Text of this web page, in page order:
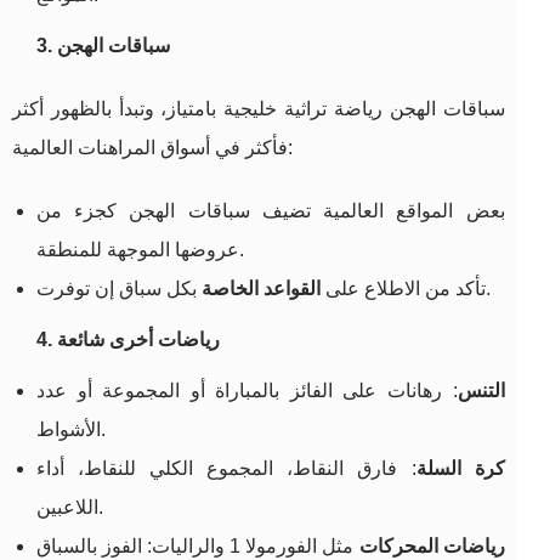
3. سباقات الهجن
سباقات الهجن رياضة تراثية خليجية بامتياز، وتبدأ بالظهور أكثر
فأكثر في أسواق المراهنات العالمية:
بعض المواقع العالمية تضيف سباقات الهجن كجزء من
عروضها الموجهة للمنطقة.
تأكد من الاطلاع على القواعد الخاصة بكل سباق إن توفرت.
4. رياضات أخرى شائعة
التنس: رهانات على الفائز بالمباراة أو المجموعة أو عدد
الأشواط.
كرة السلة: فارق النقاط، المجموع الكلي للنقاط، أداء
اللاعبين.
رياضات المحركات
مثل الفورمولا 1 والراليات: الفوز بالسباق